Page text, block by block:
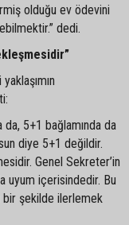
olduğu ev ödevini
dedi.
da, 5+1 bağlamında da
diye 5+1 değildir.
Genel Sekreter’in
uyum içerisindedir. Bu
bir şekilde ilerlemek